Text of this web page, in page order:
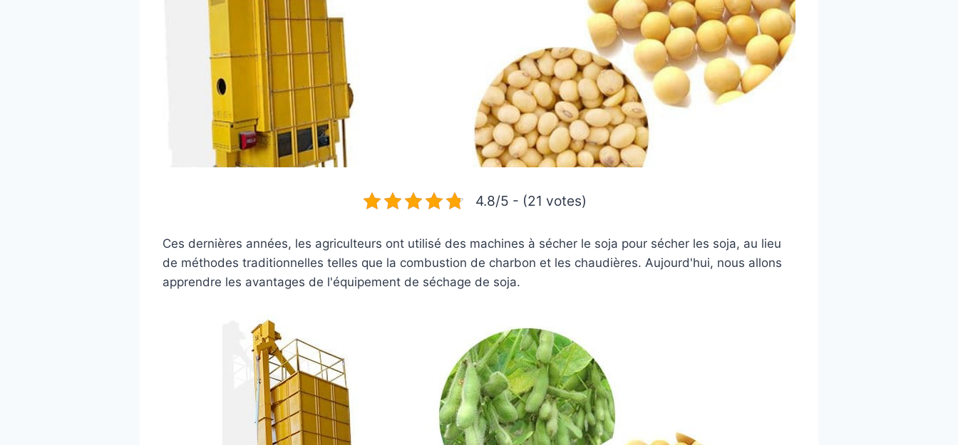
4.8/5 - (21 votes)
Ces dernières années, les agriculteurs ont utilisé des machines à sécher le soja pour sécher les soja, au lieu
de méthodes traditionnelles telles que la combustion de charbon et les chaudières. Aujourd'hui, nous allons
apprendre les avantages de l'équipement de séchage de soja.